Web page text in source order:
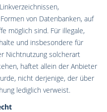
von Datenbanken, auf
möglich sind. Für illegale,
und insbesondere für
Nichtnutzung solcherart
haftet allein der Anbieter
nicht derjenige, der über
lediglich verweist.